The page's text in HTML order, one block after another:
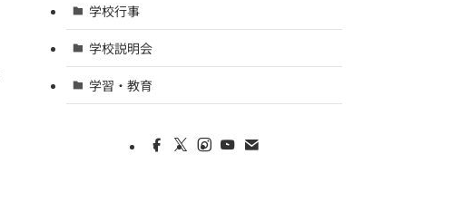
学校行事
学校説明会
学習・教育